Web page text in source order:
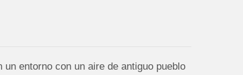
entorno con un aire de antiguo pueblo